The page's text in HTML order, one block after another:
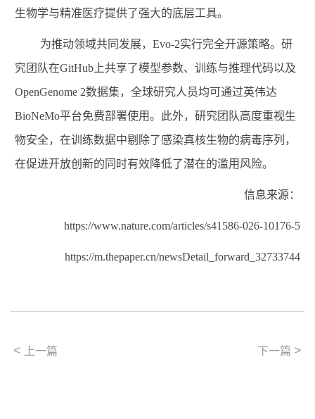
生物学与精准医疗提供了强大的底层工具。
为推动领域共同发展， Evo-2实行完全开源策略。研
究团队在GitHub 上共享了模型参数、训练与推理代码以及
OpenGenome 2数据集，全球研究人员均可通过英伟达
BioNeMo平台免费部署使用。此外，研究团队高度重视生
物安全，在训练数据中剔除了感染真核生物的病毒序列，
在促进开放创新的同时有效降低了潜在的滥用风险。
信息来源：
https://www.nature.com/articles/s41586-026-10176-5
https://m.thepaper.cn/newsDetail_forward_32733744
< 上一篇 下一篇 >